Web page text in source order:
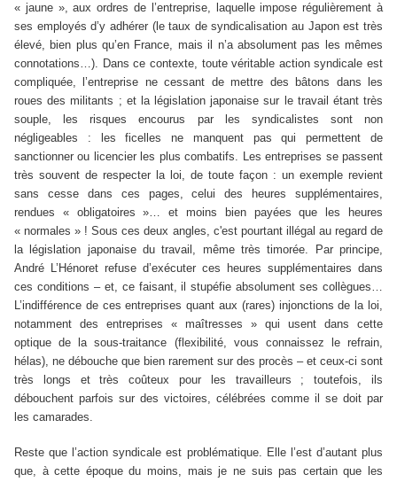
« jaune », aux ordres de l’entreprise, laquelle impose régulièrement à
ses employés d’y adhérer (le taux de syndicalisation au Japon est très
élevé, bien plus qu’en France, mais il n’a absolument pas les mêmes
connotations…). Dans ce contexte, toute véritable action syndicale est
compliquée, l’entreprise ne cessant de mettre des bâtons dans les
roues des militants ; et la législation japonaise sur le travail étant très
souple, les risques encourus par les syndicalistes sont non
négligeables : les ficelles ne manquent pas qui permettent de
sanctionner ou licencier les plus combatifs. Les entreprises se passent
très souvent de respecter la loi, de toute façon : un exemple revient
sans cesse dans ces pages, celui des heures supplémentaires,
rendues « obligatoires »… et moins bien payées que les heures
« normales » ! Sous ces deux angles, c'est pourtant illégal au regard de
la législation japonaise du travail, même très timorée. Par principe,
André L’Hénoret refuse d’exécuter ces heures supplémentaires dans
ces conditions – et, ce faisant, il stupéfie absolument ses collègues…
L’indifférence de ces entreprisesquant aux (rares) injonctions de la loi,
notamment des entreprises « maîtresses » qui usent dans cette
optique de la sous-traitance (flexibilité, vous connaissez le refrain,
hélas), ne débouche que bien rarement sur des procès – et ceux-ci sont
très longs et très coûteux pour les travailleurs ; toutefois, ils
débouchent parfois sur des victoires, célébrées comme il se doit par
les camarades.
Reste que l’action syndicale est problématique. Elle l’est d’autant plus
que, à cette époque du moins, mais je ne suis pas certain que les